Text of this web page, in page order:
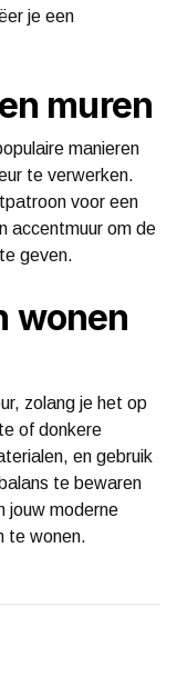
je een
muren
manieren
te verwerken.
voor een
accentmuur om de
geven.
wonen
zolang je het op
of donkere
en gebruik
te bewaren
jouw moderne
te wonen.